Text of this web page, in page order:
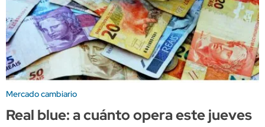
Mercado cambiario
Real blue: a cuánto opera este jueves